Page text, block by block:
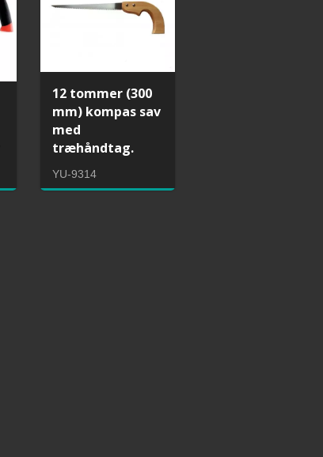
fasede tænder
12 tommer (300
mm) kompas sav
med
træhåndtag.
YU-9314